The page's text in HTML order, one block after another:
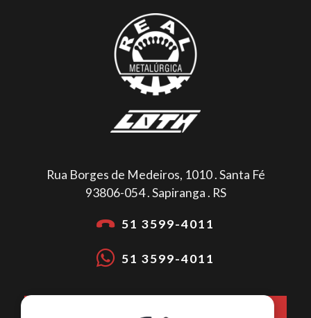
Rua Borges de Medeiros, 1010 . Santa Fé
93806-054 . Sapiranga . RS
51 3599-4011
51 3599-4011